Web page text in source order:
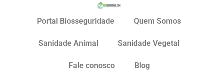
Portal Biosseguridade Quem Somos
Sanidade Animal Sanidade Vegetal
Fale conosco Blog